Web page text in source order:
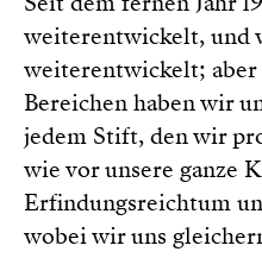
weiterentwickelt, und
weiterentwickelt;
Bereichen haben wir
jedem Stift, den wir
wie vor unsere ganze
Erfindungsreichtum
wobei wir uns